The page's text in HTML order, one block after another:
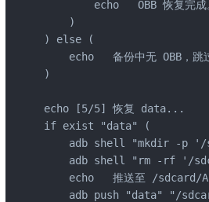
echo   OBB 恢复完成
    )
) else (
echo   备份中无 OBB，跳
)
echo [5/5] 恢复 data...
if exist "data" (
adb shell "mkdir -p
adb shell "rm -rf '/
echo   推送至 /
adb push "data" "/